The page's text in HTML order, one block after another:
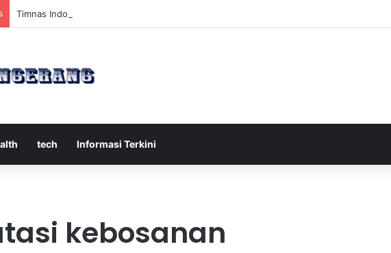
Timnas Indonesia U-17 Tereliminasi, Berikut 4 Tim Lolos ke Semifinal Piala AFF U-17 2026
tech Informasi Terkini
kebosanan